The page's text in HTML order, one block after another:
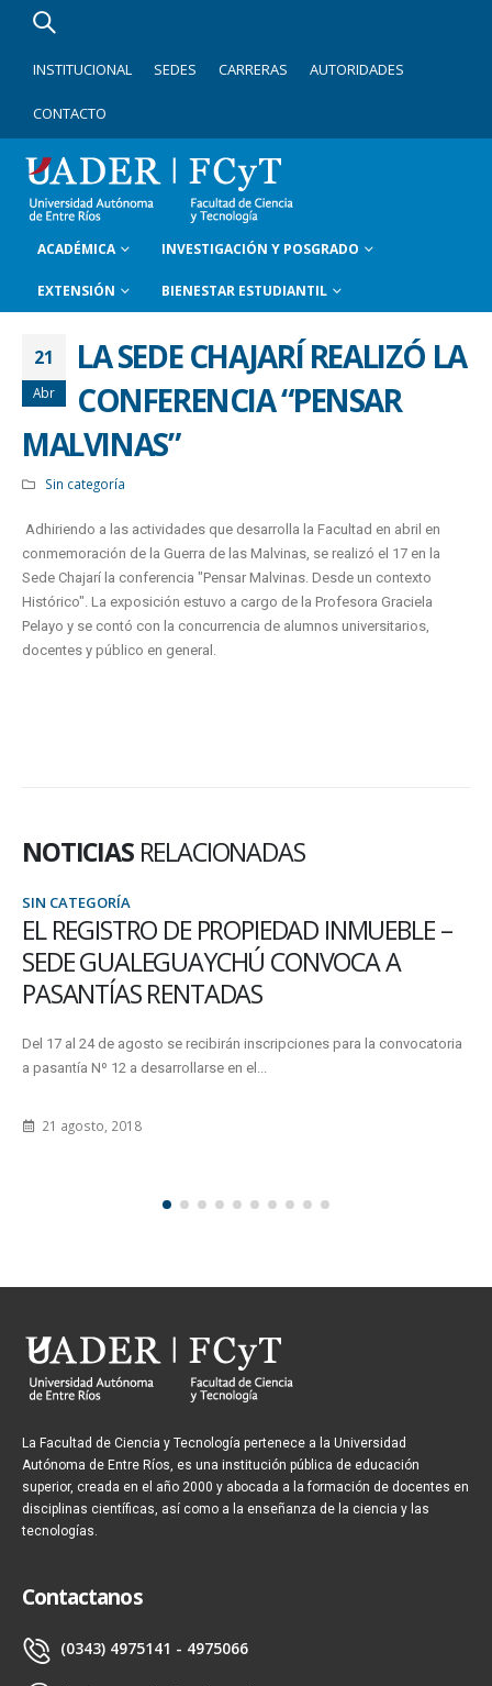
INSTITUCIONAL SEDES CARRERAS AUTORIDADES
CONTACTO
ACADÉMICA INVESTIGACIÓN Y POSGRADO
EXTENSIÓN BIENESTAR ESTUDIANTIL
21
Abr
LA SEDE CHAJARÍ REALIZÓ LA
CONFERENCIA “PENSAR
MALVINAS”
Sin categoría
Adhiriendo a las actividades que desarrolla la Facultad en abril en
conmemoración de la Guerra de las Malvinas, se realizó el 17 en la
Sede Chajarí la conferencia "Pensar Malvinas. Desde un contexto
Histórico". La exposición estuvo a cargo de la Profesora Graciela
Pelayo y se contó con la concurrencia de alumnos universitarios,
docentes y público en general.
NOTICIAS RELACIONADAS
SIN CATEGORÍA
EL REGISTRO DE PROPIEDAD INMUEBLE –
SEDE GUALEGUAYCHÚ CONVOCA A
PASANTÍAS RENTADAS
Del 17 al 24 de agosto se recibirán inscripciones para la convocatoria
a pasantía Nº 12 a desarrollarse en el...
21 agosto, 2018
La Facultad de Ciencia y Tecnología pertenece a la Universidad
Autónoma de Entre Ríos, es una institución pública de educación
superior, creada en el año 2000 y abocada a la formación de docentes en
disciplinas científicas, así como a la enseñanza de la ciencia y las
tecnologías.
Contactanos
(0343) 4975141 - 4975066